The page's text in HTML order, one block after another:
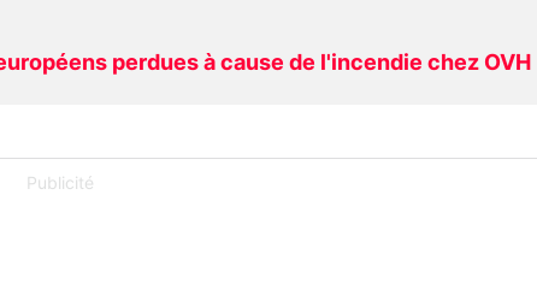
perdues à cause de l'incendie chez OVH
Publicité